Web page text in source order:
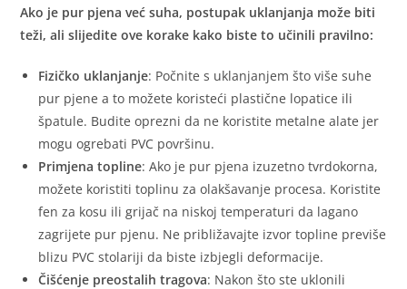
Ako je pur pjena već suha, postupak uklanjanja može biti
teži, ali slijedite ove korake kako biste to učinili pravilno:
Fizičko uklanjanje: Počnite s uklanjanjem što više suhe
pur pjene a to možete koristeći plastične lopatice ili
špatule. Budite oprezni da ne koristite metalne alate jer
mogu ogrebati PVC površinu.
Primjena topline: Ako je pur pjena izuzetno tvrdokorna,
možete koristiti toplinu za olakšavanje procesa. Koristite
fen za kosu ili grijač na niskoj temperaturi da lagano
zagrijete pur pjenu. Ne približavajte izvor topline previše
blizu PVC stolariji da biste izbjegli deformacije.
Čišćenje preostalih tragova: Nakon što ste uklonili